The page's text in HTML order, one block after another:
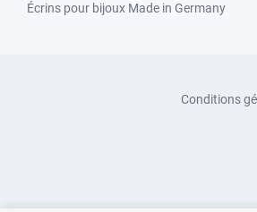
Écrins pour bijoux Made in Germany
Conditions